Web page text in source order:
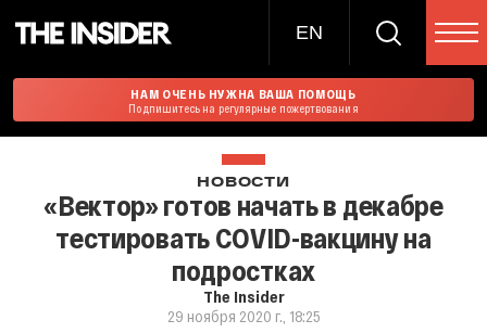
EN
НАМ ОЧЕНЬ НУЖНА ВАША ПОМОЩЬ
Подпишитесь на регулярные пожертвования
НОВОСТИ
«Вектор» готов начать в декабре
тестировать COVID-вакцину на
подростках
The Insider
29 ноября 2020 г., 18:25